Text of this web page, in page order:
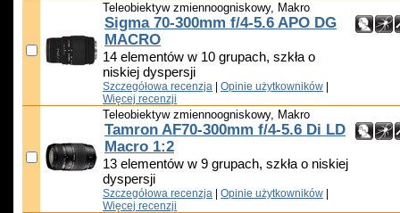
Teleobiektyw zmiennoogniskowy, Makro
Sigma 70-300mm f/4-5.6 APO DG
MACRO
14 elementów w 10 grupach, szkła o
niskiej dyspersji
Szczegółowa recenzja Opinie użytkowników
Więcej recenzji
Teleobiektyw zmiennoogniskowy, Makro
Tamron AF70-300mm f/4-5.6 Di LD
Macro 1:2
13 elementów w 9 grupach, szkła o niskiej
dyspersji
Szczegółowa recenzja Opinie użytkowników
Więcej recenzji